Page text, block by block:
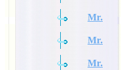
Mr.
Mr.
Mr.